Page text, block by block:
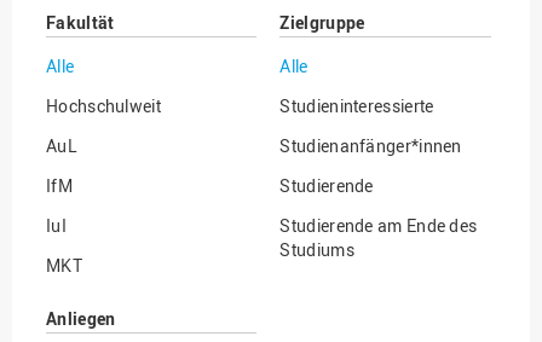
Fakultät
Alle
Hochschulweit
AuL
IfM
IuI
MKT
Zielgruppe
Alle
Studieninteressierte
Studienanfänger*innen
Studierende
Studierende am Ende des
Studiums
Anliegen